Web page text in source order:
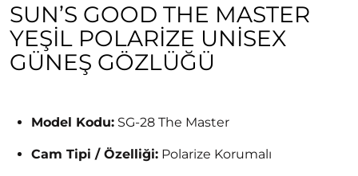
SUN’S GOOD THE MASTER
YEŞIL POLARIZE UNISEX
GÜNEŞ GÖZLÜĞÜ
Model Kodu: SG-28 The Master
Cam Tipi / Özelliği: Polarize Korumalı